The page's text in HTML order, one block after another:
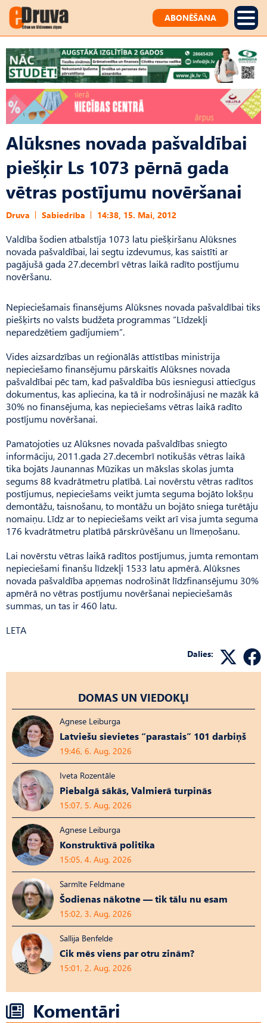
ABONĒŠANA
Alūksnes novada pašvaldībai
piešķir Ls 1073 pērnā gada
vētras postījumu novēršanai
Druva Sabiedrība 14:38, 15. Mai, 2012
Valdība šodien atbalstīja 1073 latu piešķiršanu Alūksnes
novada pašvaldībai, lai segtu izdevumus, kas saistīti ar
pagājušā gada 27.decembrī vētras laikā radīto postījumu
novēršanu.
Nepieciešamais finansējums Alūksnes novada pašvaldībai tiks
piešķirts no valsts budžeta programmas “Līdzekļi
neparedzētiem gadījumiem”.
Vides aizsardzības un reģionālās attīstības ministrija
nepieciešamo finansējumu pārskaitīs Alūksnes novada
pašvaldībai pēc tam, kad pašvaldība būs iesniegusi attiecīgus
dokumentus, kas apliecina, ka tā ir nodrošinājusi ne mazāk kā
30% no finansējuma, kas nepieciešams vētras laikā radīto
postījumu novēršanai.
Pamatojoties uz Alūksnes novada pašvaldības sniegto
informāciju, 2011.gada 27.decembrī notikušās vētras laikā
tika bojāts Jaunannas Mūzikas un mākslas skolas jumta
segums 88 kvadrātmetru platībā. Lai novērstu vētras radītos
postījumus, nepieciešams veikt jumta seguma bojāto lokšņu
demontāžu, taisnošanu, to montāžu un bojāto sniega turētāju
nomaiņu. Līdz ar to nepieciešams veikt arī visa jumta seguma
176 kvadrātmetru platībā pārskrūvēšanu un līmeņošanu.
Lai novērstu vētras laikā radītos postījumus, jumta remontam
nepieciešami finanšu līdzekļi 1533 latu apmērā. Alūksnes
novada pašvaldība apņemas nodrošināt līdzfinansējumu 30%
apmērā no vētras postījumu novēršanai nepieciešamās
summas, un tas ir 460 latu.
LETA
Dalies:
DOMAS UN VIEDOKĻI
Agnese Leiburga
Latviešu sievietes “parastais” 101 darbiņš
19:46, 6. Aug, 2026
Iveta Rozentāle
Piebalgā sākās, Valmierā turpinās
15:07, 5. Aug, 2026
Agnese Leiburga
Konstruktīvā politika
15:05, 4. Aug, 2026
Sarmīte Feldmane
Šodienas nākotne — tik tālu nu esam
15:02, 3. Aug, 2026
Sallija Benfelde
Cik mēs viens par otru zinām?
15:01, 2. Aug, 2026
Komentāri